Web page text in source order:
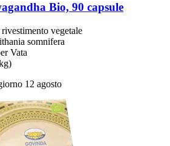
Bio, 90 capsule
vegetale
somnifera
Vata
12 agosto